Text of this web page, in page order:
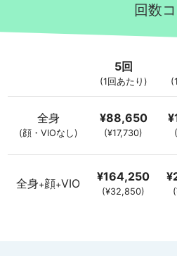
回数
5回
(1回あたり)
全身
(顔・VIOなし)
¥88,650
(¥17,730)
全身+顔+VIO ¥164,250
(¥32,850)